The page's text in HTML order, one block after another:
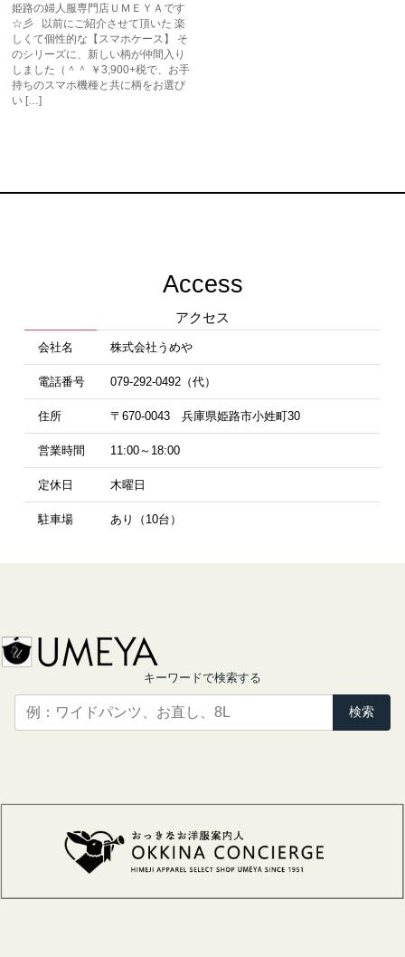
姫路の婦人服専門店ＵＭＥＹＡです
☆彡 以前にご紹介させて頂いた 楽
しくて個性的な【スマホケース】 そ
のシリーズに、新しい柄が仲間入り
しました（＾＾ ￥3,900+税で、お手
持ちのスマホ機種と共に柄をお選び
い […]
Access
アクセス
会社名 株式会社うめや
電話番号 079-292-0492（代）
住所 〒670-0043 兵庫県姫路市小姓町30
営業時間 11:00～18:00
定休日 木曜日
駐車場 あり（10台）
キーワードで検索する
検索